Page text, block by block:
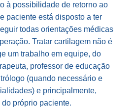
à possibilidade de retorno ao
paciente está disposto a ter
todas orientações médicas
Tratar cartilagem não é
um trabalho em equipe, do
professor de educação
(quando necessário e
e principalmente,
próprio paciente.